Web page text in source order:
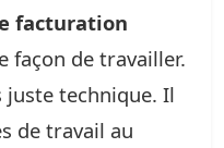
facturation
façon de travailler.
juste technique. Il
de travail au